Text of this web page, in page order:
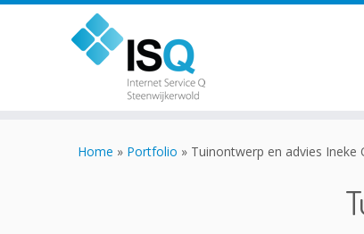
Home » Portfolio » Tuinontwerp en advies Ineke